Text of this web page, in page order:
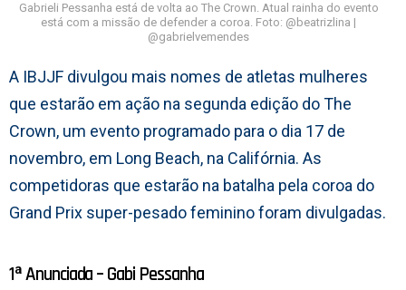
Gabrieli Pessanha está de volta ao The Crown. Atual rainha do evento
está com a missão de defender a coroa. Foto: @beatrizlina |
@gabrielvemendes
A IBJJF divulgou mais nomes de atletas mulheres
que estarão em ação na segunda edição do The
Crown, um evento programado para o dia 17 de
novembro, em Long Beach, na Califórnia. As
competidoras que estarão na batalha pela coroa do
Grand Prix super-pesado feminino foram divulgadas.
1ª Anunciada – Gabi Pessanha